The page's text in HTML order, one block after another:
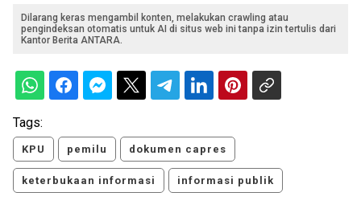
Dilarang keras mengambil konten, melakukan crawling atau
pengindeksan otomatis untuk AI di situs web ini tanpa izin tertulis dari
Kantor Berita ANTARA.
Tags:
KPU pemilu dokumen capres
keterbukaan informasi informasi publik